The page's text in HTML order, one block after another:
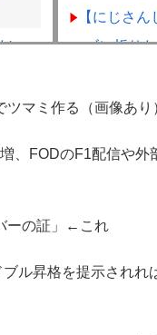
の
向
改善
【にじさ
ッズに折り
【ホロラ
で草
マミ作る（画像あり
、FODのF1配信や外
ーの証」←これ
ル昇格を提示されれ